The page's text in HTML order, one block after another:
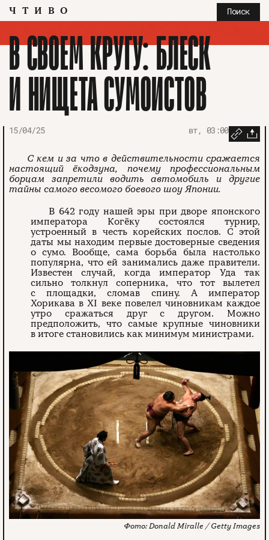
ЧТИВО Поиск
В СВОЕМ КРУГУ: БЛЕСК
И НИЩЕТА СУМОИСТОВ
15/04/25 вт, 03:00
С кем и за что в действительности сражается
настоящий ёкодзуна, почему профессиональным
борцам запретили водить автомобиль и другие
тайны самого весомого боевого шоу Японии.
В 642 году нашей эры при дворе японского
императора Когёку состоялся турнир,
устроенный в честь корейских послов. С этой
даты мы находим первые достоверные сведения
о сумо. Вообще, сама борьба была настолько
популярна, что ей занимались даже правители.
Известен случай, когда император Уда так
сильно толкнул соперника, что тот вылетел
с площадки, сломав спину. А император
Хорикава в XI веке повелел чиновникам каждое
утро сражаться друг с другом. Можно
предположить, что самые крупные чиновники
в итоге становились как минимум министрами.
Donald Miralle / Getty Images